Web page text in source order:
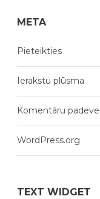
META
Pieteikties
Ierakstu plūsma
Komentāru padeve
WordPress.org
TEXT WIDGET